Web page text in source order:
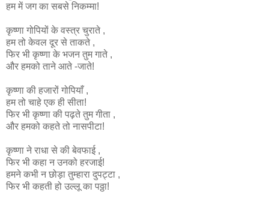
हम में जग का सबसे निकम्मा!
कृष्णा गोपियों के वस्त्र चुराते ,
हम तो केवल दूर से ताकते ,
फिर भी कृष्णा के भजन तुम गाते ,
और हमको ताने आते -जाते!
कृष्णा की हजारों गोपियाँ ,
हम तो चाहे एक ही सीता!
फिर भी कृष्णा की पढ़ते तुम गीता ,
और हमको कहते तो नासपीटा!
कृष्णा ने राधा से की बेवफाई ,
फिर भी कहा न उनको हरजाई!
हमने कभी न छोड़ा तुम्हारा दुपट्टा ,
फिर भी कहती हो उल्लू का पठ्ठा!